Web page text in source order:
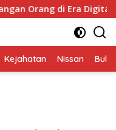
Digital NTB
Kejahatan Nissan